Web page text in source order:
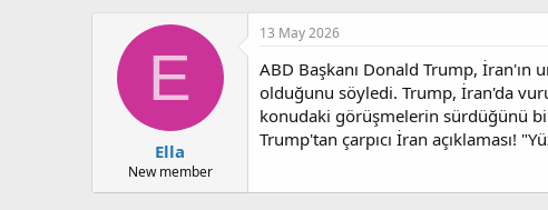
l
ş
a
n
ı
ç
t
a
E
Ella
New member
13 May 2026
ABD Başkanı Donald Trump,
olduğunu söyledi. Trump, İran'da
konudaki görüşmelerin sürdüğünü
Trump'tan çarpıcı İran açıklaması!